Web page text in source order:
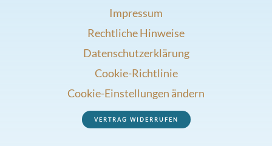
Impressum
Rechtliche Hinweise
Datenschutzerklärung
Cookie-Richtlinie
Cookie-Einstellungen ändern
VERTRAG WIDERRUFEN